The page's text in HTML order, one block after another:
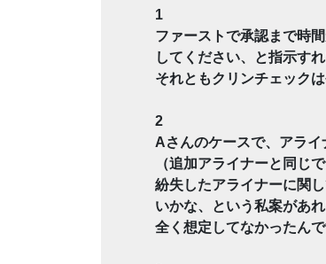
1
ファーストで承認まで時
してください、と指示す
それともクリンチェック
2
Aさんのケースで、アラ
（追加アライナーと同じ
紛失したアライナーに関
いかな、という私案があ
全く想定してなかったん